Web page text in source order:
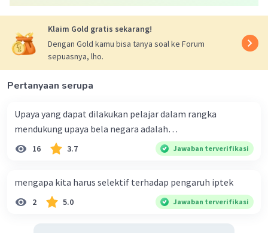
Iklan
Klaim Gold gratis sekarang!
Dengan Gold kamu bisa tanya soal ke Forum
sepuasnya, lho.
Pertanyaan serupa
Upaya yang dapat dilakukan pelajar dalam rangka
mendukung upaya bela negara adalah…
16 3.7 Jawaban terverifikasi
mengapa kita harus selektif terhadap pengaruh iptek
2 5.0 Jawaban terverifikasi